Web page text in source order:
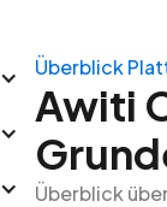
Überblick
Awiti
Überblick